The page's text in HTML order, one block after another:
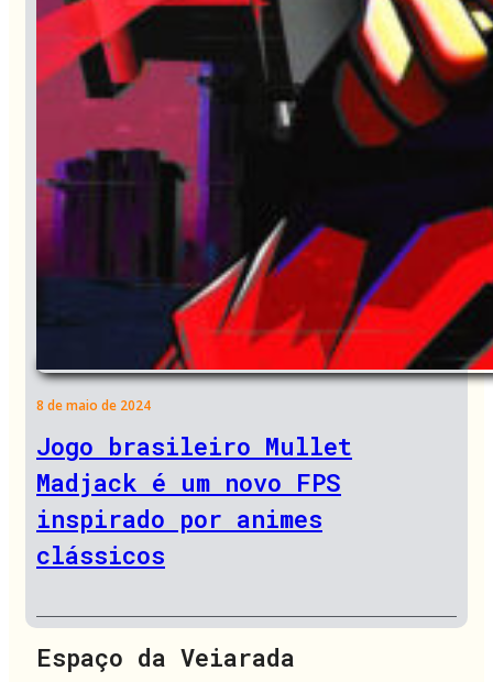
8 de maio de 2024
Jogo brasileiro Mullet
Madjack é um novo FPS
inspirado por animes
clássicos
Espaço da Veiarada